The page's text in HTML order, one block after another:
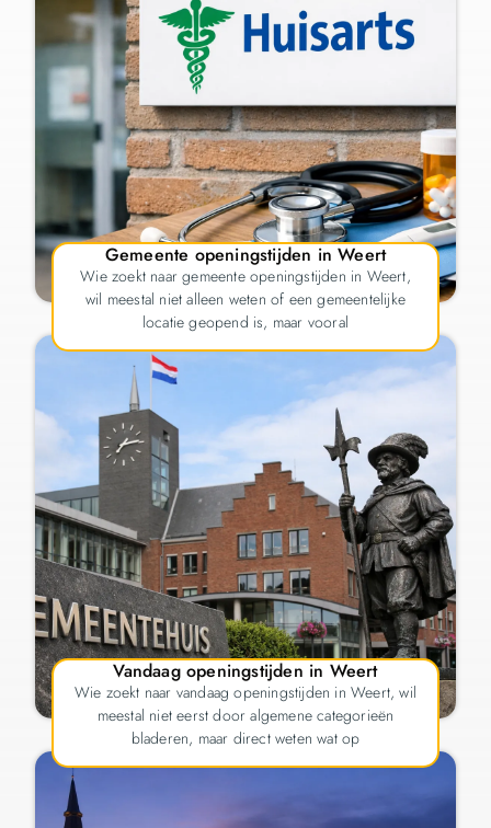
Gemeente openingstijden in Weert
Wie zoekt naar gemeente openingstijden in Weert,
wil meestal niet alleen weten of een gemeentelijke
locatie geopend is, maar vooral
Vandaag openingstijden in Weert
Wie zoekt naar vandaag openingstijden in Weert, wil
meestal niet eerst door algemene categorieën
bladeren, maar direct weten wat op